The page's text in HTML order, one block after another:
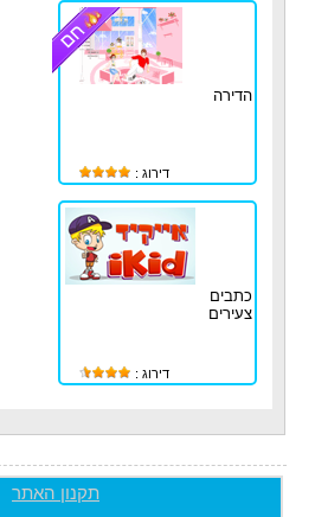
הדירה
דירוג :
כתבים
צעירים
דירוג :
תקנון האתר